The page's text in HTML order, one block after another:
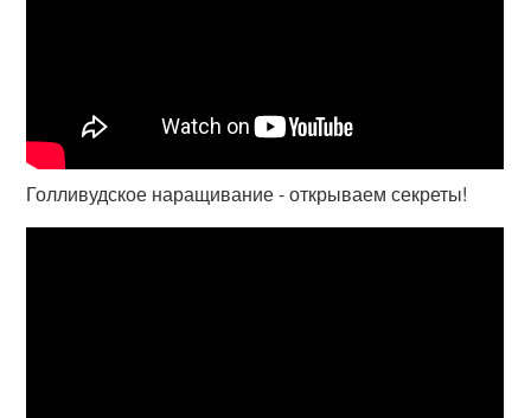
Голливудское наращивание - открываем секреты!